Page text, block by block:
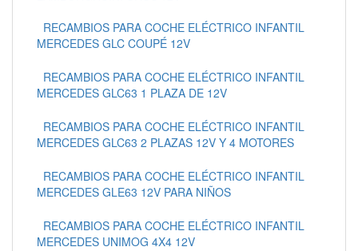
RECAMBIOS PARA COCHE ELÉCTRICO INFANTIL
MERCEDES GLC COUPÉ 12V
RECAMBIOS PARA COCHE ELÉCTRICO INFANTIL
MERCEDES GLC63 1 PLAZA DE 12V
RECAMBIOS PARA COCHE ELÉCTRICO INFANTIL
MERCEDES GLC63 2 PLAZAS 12V Y 4 MOTORES
RECAMBIOS PARA COCHE ELÉCTRICO INFANTIL
MERCEDES GLE63 12V PARA NIÑOS
RECAMBIOS PARA COCHE ELÉCTRICO INFANTIL
MERCEDES UNIMOG 4X4 12V